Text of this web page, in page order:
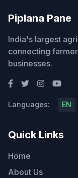
Piplana Pane
India's largest
connecting
businesses.
Languages: EN
Quick Links
Home
About Us